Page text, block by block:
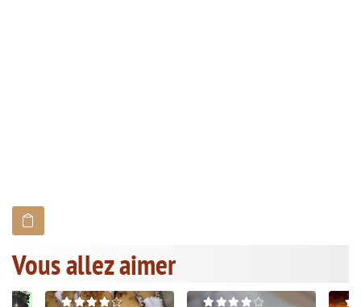
Vous allez aimer